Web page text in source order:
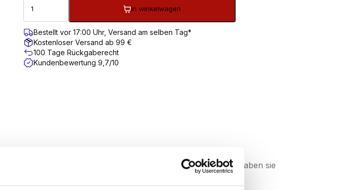
In winkelwagen
Bestellt vor 17:00 Uhr, Versand am selben Tag*
Kostenloser Versand ab 99 €
100 Tage Rückgaberecht
Kundenbewertung 9,7/10
sind
die Schraube einen großen Klemmbereich hat. Außerdem haben sie